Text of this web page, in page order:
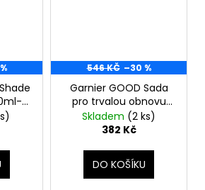
546 KČ –30 %
Garnier GOOD Sada
pro trvalou obnovu
vlasů, 5.0 Coffee Roast
Brown
Skladem (2 ks)
382 Kč
DO KOŠÍKU